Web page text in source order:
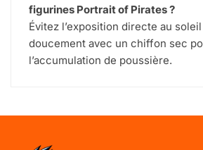
figurines Portrait of Pirates ?
Évitez l’exposition directe au
doucement avec un chiffon sec
l’accumulation de poussière.